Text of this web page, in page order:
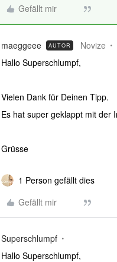
Gefällt mir
maeggeee AUTOR Novize
Hallo Superschlumpf,
Vielen Dank für Deinen Tipp.
Es hat super geklappt mit der
Grüsse
1 Person gefällt dies
Gefällt mir
Superschlumpf
Hallo Superschlumpf,